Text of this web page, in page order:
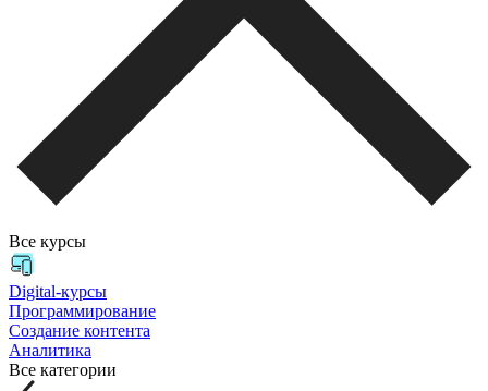
Все курсы
Digital-курсы
Программирование
Создание контента
Аналитика
Все категории